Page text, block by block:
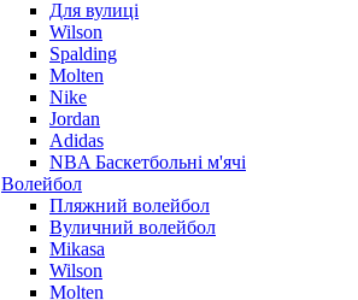
Для вулиці
Wilson
Spalding
Molten
Nike
Jordan
Adidas
NBA Баскетбольні м'ячі
Волейбол
Пляжний волейбол
Вуличний волейбол
Mikasa
Wilson
Molten